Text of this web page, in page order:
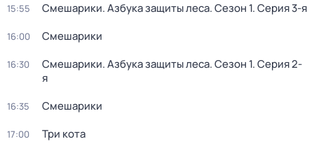
15:55 Смешарики. Азбука защиты леса. Сезон 1. Серия 3-я
16:00 Смешарики
16:30 Смешарики. Азбука защиты леса. Сезон 1. Серия 2-
я
16:35 Смешарики
17:00 Три кота